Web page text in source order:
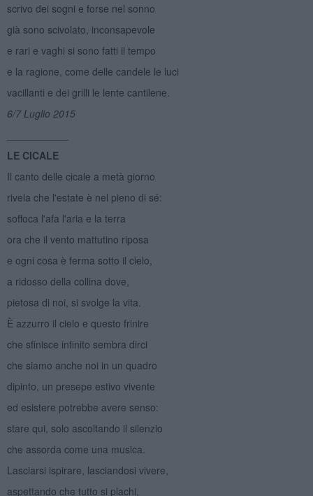
scrivo dei sogni e forse nel sonno
già sono scivolato, inconsapevole
e rari e vaghi si sono fatti il tempo
e la ragione, come delle candele le luci
vacillanti e dei grilli le lente cantilene.
6/7 Luglio 2015
LE CICALE
Il canto delle cicale a metà giorno
rivela che l'estate è nel pieno di sé:
soffoca l'afa l'aria e la terra
ora che il vento mattutino riposa
e ogni cosa è ferma sotto il cielo,
a ridosso della collina dove,
pietosa di noi, si svolge la vita.
È azzurro il cielo e questo frinire
che sfinisce infinito sembra dirci
che siamo anche noi in un quadro
dipinto, un presepe estivo vivente
ed esistere potrebbe avere senso:
stare qui, solo ascoltando il silenzio
che assorda come una musica.
Lasciarsi ispirare, lasciandosi vivere,
aspettando che tutto si plachi,